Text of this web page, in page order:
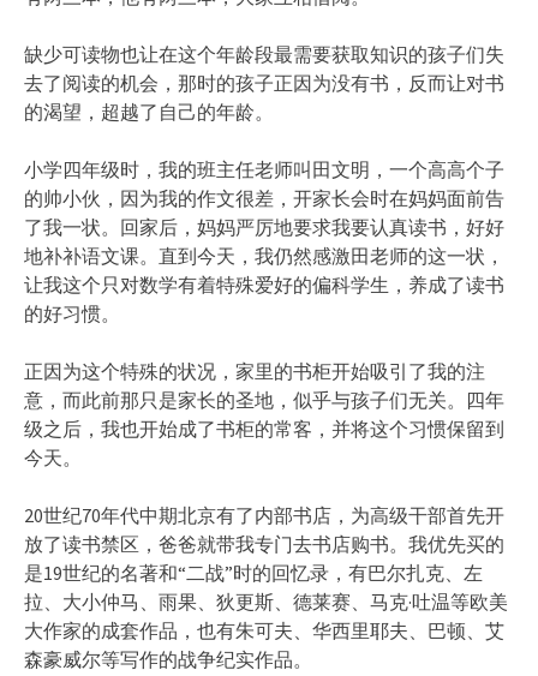
缺少可读物也让在这个年龄段最需要获取知识的孩子们失
去了阅读的机会，那时的孩子正因为没有书，反而让对书
的渴望，超越了自己的年龄。
小学四年级时，我的班主任老师叫田文明，一个高高个子
的帅小伙，因为我的作文很差，开家长会时在妈妈面前告
了我一状。回家后，妈妈严厉地要求我要认真读书，好好
地补补语文课。直到今天，我仍然感激田老师的这一状，
让我这个只对数学有着特殊爱好的偏科学生，养成了读书
的好习惯。
正因为这个特殊的状况，家里的书柜开始吸引了我的注
意，而此前那只是家长的圣地，似乎与孩子们无关。四年
级之后，我也开始成了书柜的常客，并将这个习惯保留到
今天。
20世纪70年代中期北京有了内部书店，为高级干部首先开
放了读书禁区，爸爸就带我专门去书店购书。我优先买的
是19世纪的名著和“二战”时的回忆录，有巴尔扎克、左
拉、大小仲马、雨果、狄更斯、德莱赛、马克·吐温等欧美
大作家的成套作品，也有朱可夫、华西里耶夫、巴顿、艾
森豪威尔等写作的战争纪实作品。